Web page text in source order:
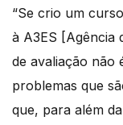
“Se crio um
à A3ES [Agência
de avaliação não
problemas que
que, para além